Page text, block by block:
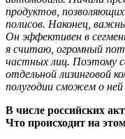
продуктов,
полисов. Наконец,
Он эффективен в
я считаю, огромный
частных лиц. Поэтому
отдельной лизинговой
полугодии сможем о
В числе российских
Что происходит на